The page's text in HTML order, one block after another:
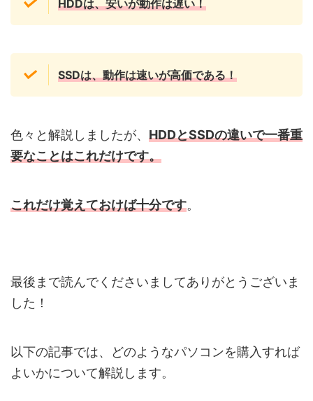
HDDは、安いが動作は遅い！
SSDは、動作は速いが高価である！
色々と解説しましたが、 HDDとSSDの違いで一番重
要なことはこれだけです。
これだけ覚えておけば十分です。
最後まで読んでくださいましてありがとうございま
した！
以下の記事では、どのようなパソコンを購入すれば
よいかについて解説します。